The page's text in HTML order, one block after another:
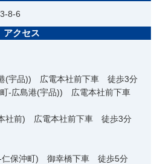
3-8-6
アクセス
(宇品)) 広電本社前下車 徒歩3分
町-広島港(宇品)) 広電本社前下車
社前) 広電本社前下車 徒歩3分
-仁保沖町) 御幸橋下車 徒歩5分